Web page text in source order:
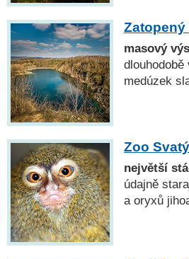
masový
medúzek
Zoo
největší
údajně
a oryxů